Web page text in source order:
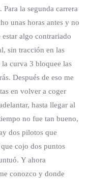
la segunda carrera
unas horas antes y no
algo contrariado
sin tracción en las
curva 3 bloquee las
Después de eso me
en volver a coger
hasta llegar al
no fue tan bueno,
dos pilotos que
cojo dos puntos
Y ahora
conozco y donde